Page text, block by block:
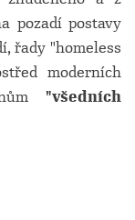
pozadí postavy
řady "homeless
moderních
"všedních